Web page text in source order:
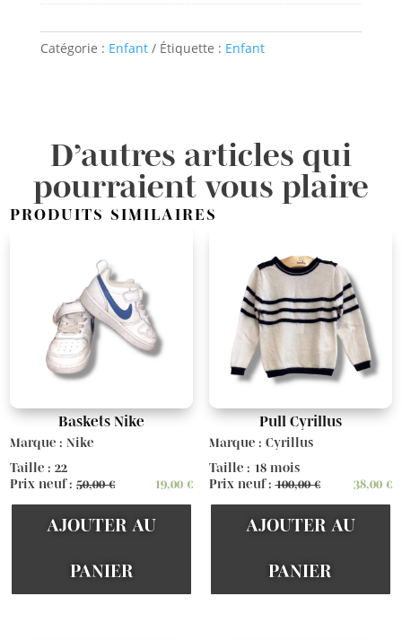
Catégorie : Enfant Étiquette : Enfant
D’autres articles qui
pourraient vous plaire
PRODUITS SIMILAIRES
Baskets Nike
Marque : Nike
Taille : 22
Prix neuf :50,00€ 19,00€
AJOUTER AU
PANIER
Pull Cyrillus
Marque : Cyrillus
Taille : 18 mois
Prix neuf :100,00€ 38,00 €
AJOUTER AU
PANIER